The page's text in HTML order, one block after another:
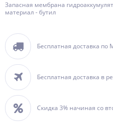
Запасная мембрана
материал - бутил
Бесплатная доставка по
Бесплатная доставка в
Скидка 3% начиная со